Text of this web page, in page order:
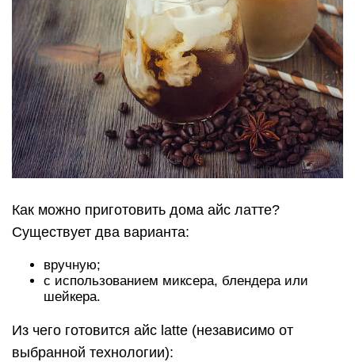
Как можно приготовить дома айс латте?
Существует два варианта:
вручную;
с использованием миксера, блендера или
шейкера.
Из чего готовится айс latte (независимо от
выбранной технологии):